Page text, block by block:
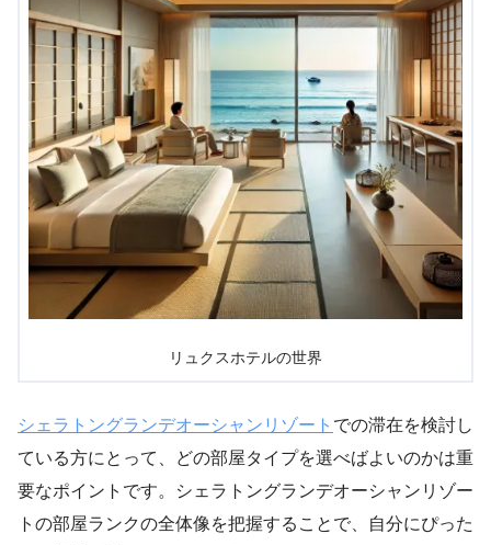
リュクスホテルの世界
シェラトングランデオーシャンリゾート での滞在を検討し
ている方にとって、どの部屋タイプを選べばよいのかは重
要なポイントです。シェラトングランデオーシャンリゾー
トの部屋ランクの全体像を把握することで、自分にぴった